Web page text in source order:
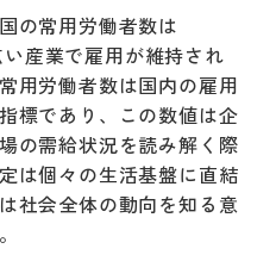
の常用労働者数は
産業で雇用が維持され
用労働者数は国内の雇用
標であり、この数値は企
の需給状況を読み解く際
は個々の生活基盤に直結
社会全体の動向を知る意